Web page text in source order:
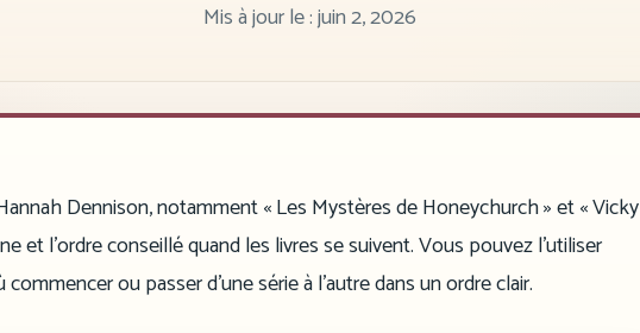
Mis à jour le :juin 2, 2026
Dennison, notamment « Les Mystères de Honeychurch » et « Vicky
et l’ordre conseillé quand les livres se suivent. Vous pouvez l’utiliser
ou passer d’une série à l’autre dans un ordre clair.